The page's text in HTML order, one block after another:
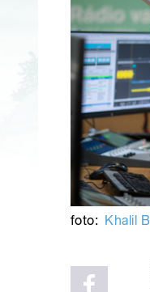
foto: Khalil